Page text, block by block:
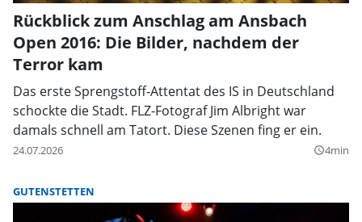
Rückblick zum Anschlag am Ansbach
Open 2016: Die Bilder, nachdem der
Terror kam
Das erste Sprengstoff-Attentat des IS in Deutschland
schockte die Stadt. FLZ-Fotograf Jim Albright war
damals schnell am Tatort. Diese Szenen fing er ein.
24.07.2026 query_builder4min
GUTENSTETTEN